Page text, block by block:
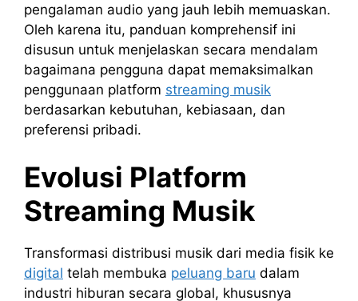
pengalaman audio yang jauh lebih memuaskan.
Oleh karena itu, panduan komprehensif ini
disusun untuk menjelaskan secara mendalam
bagaimana pengguna dapat memaksimalkan
penggunaan platform streaming musik
berdasarkan kebutuhan, kebiasaan, dan
preferensi pribadi.
Evolusi Platform
Streaming Musik
Transformasi distribusi musik dari media fisik ke
digital telah membuka peluang baru dalam
industri hiburan secara global, khususnya